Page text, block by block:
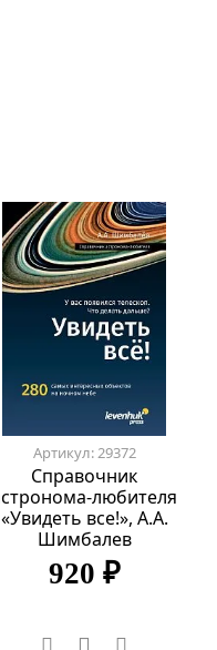
Артикул: 29372
Справочник
любителя
«Увидеть все!», А.А.
Шимбалев
920 ₽